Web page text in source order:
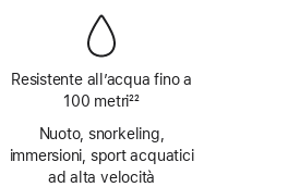
Resistente all’acqua fino a
100 metri22
Nuoto, snorkeling,
immersioni, sport acquatici
ad alta velocità